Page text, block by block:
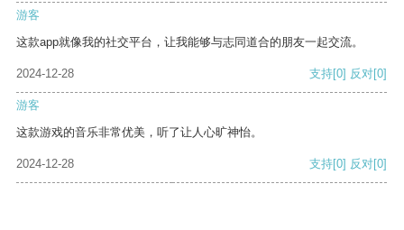
游客
这款app就像我的社交平台，让我能够与志同道合的朋友一起交流。
2024-12-28 支持[0] 反对[0]
游客
这款游戏的音乐非常优美，听了让人心旷神怡。
2024-12-28 支持[0] 反对[0]